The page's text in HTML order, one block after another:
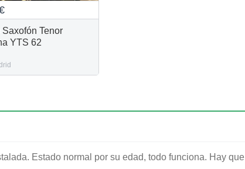
Saxofón Tenor
YTS 62
Estado normal por su edad, todo funciona. Hay que